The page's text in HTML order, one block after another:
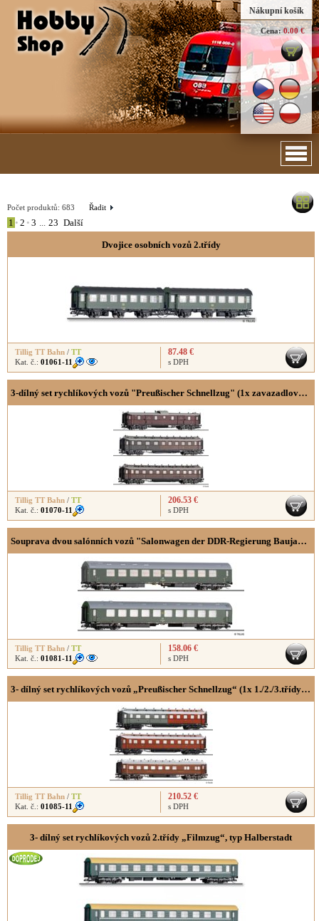
Nákupní košík
Cena: 0.00 €
Řadit
Počet produktů: 683
1 • 2 • 3 ... 23 Další
Dvojice osobních vozů 2.třídy
Tillig TT Bahn / TT
Kat. č.: 01061-11
87.48 €
s DPH
3-dílný set rychlíkových vozů "Preußischer Schnellzug" (1x zavazadlový, 1x 2./3.třída a 1x 3.třída)
Tillig TT Bahn / TT
Kat. č.: 01070-11
206.53 €
s DPH
Souprava dvou salónních vozů "Salonwagen der DDR-Regierung Baujahr 1966"
Tillig TT Bahn / TT
Kat. č.: 01081-11
158.06 €
s DPH
3- dílný set rychlíkových vozů „Preußischer Schnellzug“ (1x 1./2./3.třídy 1x 3.třídy a 1x jídelní vůz)
Tillig TT Bahn / TT
Kat. č.: 01085-11
210.52 €
s DPH
3- dílný set rychlíkových vozů 2.třídy „Filmzug“, typ Halberstadt